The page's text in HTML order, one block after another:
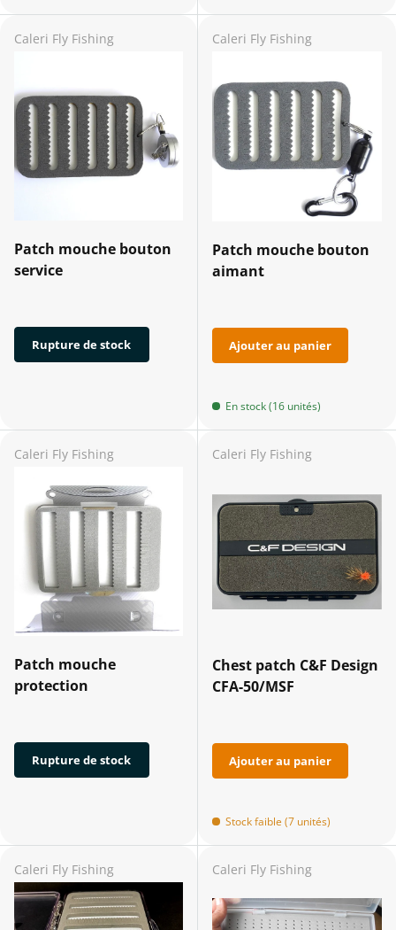
Caleri Fly Fishing
Patch mouche bouton
service
Rupture de stock
Caleri Fly Fishing
Patch mouche bouton
aimant
Ajouter au panier
En stock (16 unités)
Caleri Fly Fishing
Patch mouche
protection
Rupture de stock
Caleri Fly Fishing
Chest patch C&F Design
CFA-50/MSF
Ajouter au panier
Stock faible (7 unités)
Caleri Fly Fishing Caleri Fly Fishing